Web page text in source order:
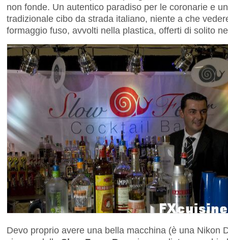
non fonde. Un autentico paradiso per le coronarie e
tradizionale cibo da strada italiano, niente a che
formaggio fuso, avvolti nella plastica, offerti di solito
Devo proprio avere una bella macchina (è una Nikon